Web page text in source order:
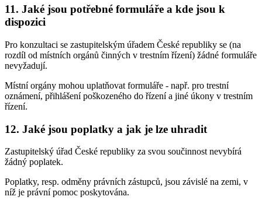
11. Jaké jsou potřebné formuláře a kde jsou k
dispozici
Pro konzultaci se zastupitelským úřadem České republiky se (na
rozdíl od místních orgánů činných v trestním řízení) žádné formuláře
nevyžadují.
Místní orgány mohou uplatňovat formuláře - např. pro trestní
oznámení, přihlášení poškozeného do řízení a jiné úkony v trestním
řízení.
12. Jaké jsou poplatky a jak je lze uhradit
Zastupitelský úřad České republiky za svou součinnost nevybírá
žádný poplatek.
Poplatky, resp. odměny právních zástupců, jsou závislé na zemi, v
níž je právní pomoc poskytována.